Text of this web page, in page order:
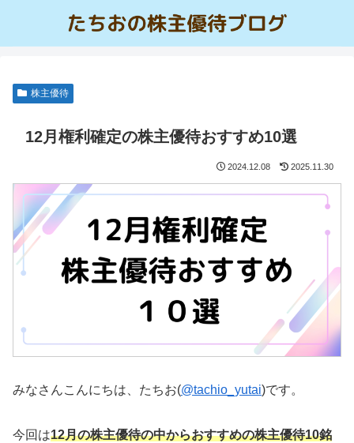
株主優待
12月権利確定の株主優待おすすめ10選
2024.12.08 2025.11.30
みなさんこんにちは、たちお(@tachio_yutai)です。
今回は12月の株主優待の中からおすすめの株主優待10銘